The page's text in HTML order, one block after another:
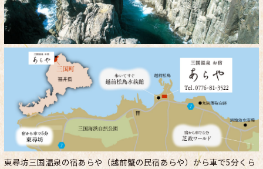
東尋坊三国温泉の宿あらや（越前蟹の民宿あらや）から車で5分くら